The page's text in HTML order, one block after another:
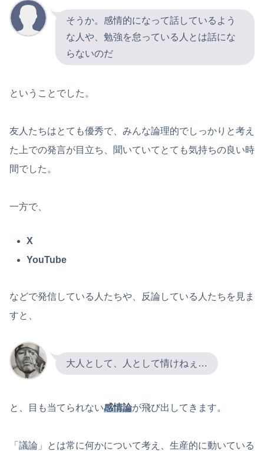
そうか。感情的になって話しているよう
な人や、勉強を怠っている人とは話にな
らないのだ
ということでした。
友人たちはとても優秀で、みんな論理的でしっかりと考え
た上での発言が目立ち、聞いていてとても気持ちの良い時
間でした。
一方で、
X
YouTube
などで発信している人たちや、反論している人たちを見ま
すと、
大人として、人として情けねぇ…
と、目も当てられない感情論が飛び出してきます。
「議論」とは常に何かについて考え、生産的に動いている